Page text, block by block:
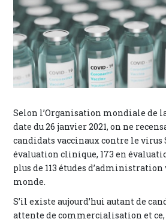
Selon l’Organisation mondiale de
date du 26 janvier 2021, on ne
candidats vaccinaux contre le virus
évaluation clinique, 173 en
plus de 113 études
monde.
S’il existe aujourd’hui autant de
attente de commercialisation et